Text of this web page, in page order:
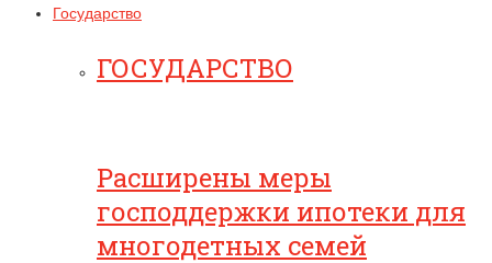
Государство
ГОСУДАРСТВО
Расширены меры
господдержки ипотеки для
многодетных семей